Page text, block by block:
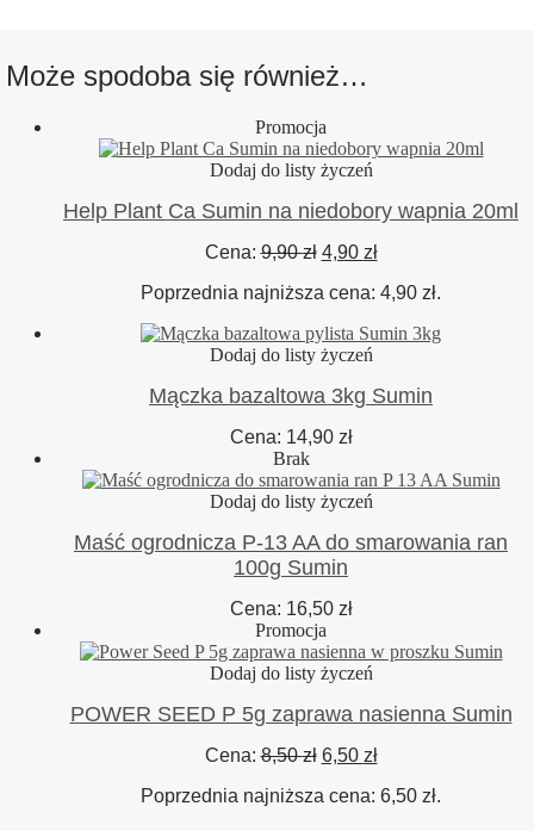
Może spodoba się również…
Promocja
Dodaj do listy życzeń
Help Plant Ca Sumin na niedobory wapnia 20ml
Cena:9,90zł Pierwotna
wynosiła:
4,90 złAktualna
wynosi:
Poprzednia najniższa cena: 4,90 zł.
Dodaj do listy życzeń
Mączka bazaltowa 3kg Sumin
Cena: 14,90 zł
Brak
Dodaj do listy życzeń
Maść ogrodnicza P-13 AA do smarowania ran
100g Sumin
Cena: 16,50 zł
Promocja
Dodaj do listy życzeń
POWER SEED P 5g zaprawa nasienna Sumin
Cena:8,50zł Pierwotna
wynosiła:
6,50 złAktualna
wynosi:
Poprzednia najniższa cena: 6,50 zł.